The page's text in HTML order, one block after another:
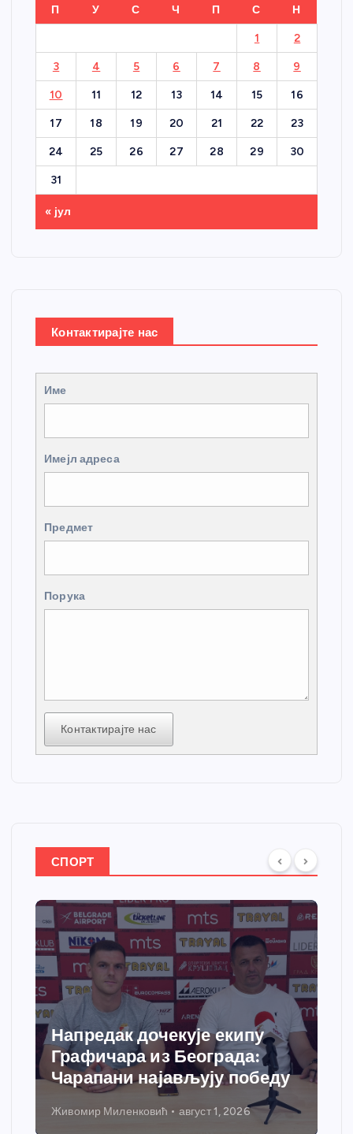
П У С Ч П С Н
1 2
3 4 5 6 7 8 9
10 11 12 13 14 15 16
17 18 19 20 21 22 23
24 25 26 27 28 29 30
31
« јул
Контактирајте нас
Име
Имејл адреса
Предмет
Порука
Контактирајте нас
СПОРТ
Напредак дочекује екипу
Графичара из Београда:
Чарапани најављују победу
Живомир Миленковић август 1, 2026